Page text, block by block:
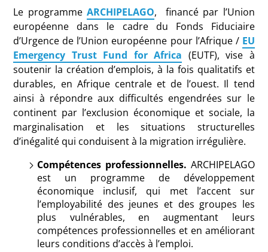
Le programme ARCHIPELAGO, financé par l’Union
européenne dans le cadre du Fonds Fiduciaire
d’Urgence de l’Union européenne pour l’Afrique / EU
Emergency Trust Fund for Africa (EUTF), vise à
soutenir la création d’emplois, à la fois qualitatifs et
durables, en Afrique centrale et de l’ouest. Il tend
ainsi à répondre aux difficultés engendrées sur le
continent par l’exclusion économique et sociale, la
marginalisation et les situations structurelles
d’inégalité qui conduisent à la migration irrégulière.
Compétences professionnelles. ARCHIPELAGO
est un programme de développement
économique inclusif, qui met l’accent sur
l’employabilité des jeunes et des groupes les
plus vulnérables, en augmentant leurs
compétences professionnelles et en améliorant
leurs conditions d’accès à l’emploi.